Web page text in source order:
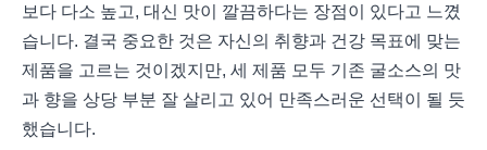
보다 다소 높고, 대신 맛이 깔끔하다는 장점이 있다고 느꼈
습니다. 결국 중요한 것은 자신의 취향과 건강 목표에 맞는
제품을 고르는 것이겠지만, 세 제품 모두 기존 굴소스의 맛
과 향을 상당 부분 잘 살리고 있어 만족스러운 선택이 될 듯
했습니다.